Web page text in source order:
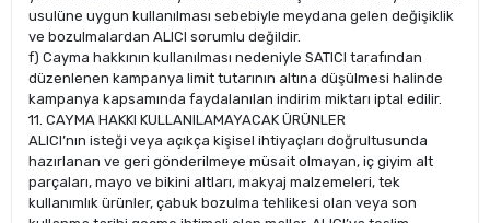
usulüne uygun kullanılması sebebiyle meydana gelen değişiklik
ve bozulmalardan ALICI sorumlu değildir.
f) Cayma hakkının kullanılması nedeniyle SATICI tarafından
düzenlenen kampanya limit tutarının altına düşülmesi halinde
kampanya kapsamında faydalanılan indirim miktarı iptal edilir.
11. CAYMA HAKKI KULLANILAMAYACAK ÜRÜNLER
ALICI’nın isteği veya açıkça kişisel ihtiyaçları doğrultusunda
hazırlanan ve geri gönderilmeye müsait olmayan, iç giyim alt
parçaları, mayo ve bikini altları, makyaj malzemeleri, tek
kullanımlık ürünler, çabuk bozulma tehlikesi olan veya son